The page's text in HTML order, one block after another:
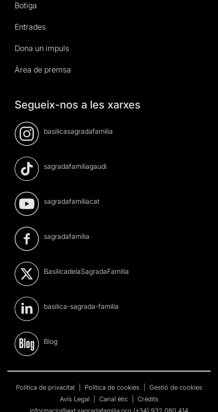
Botiga
Entrades
Dona un impuls
Àrea de premsa
Segueix-nos a les xarxes
basilicasagradafamilia
sagradafamiliagaudi
sagradafamiliacat
sagradafamilia
BasilicadelaSagradaFamilia
basilica-sagrada-familia
Blog
Política de privacitat Política de cookies
Gestió de cookies
Avís Legal
Canal ètic
Crèdits